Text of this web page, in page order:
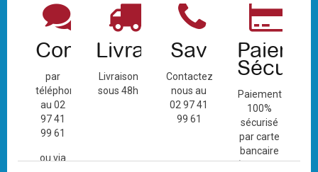
Contact
par
téléphone
au 02
97 41
99 61
ou via
Livraison
Livraison
sous 48h
Sav
Contactez-
nous au
02 97 41
99 61
Paiement
100%
sécurisé
par carte
bancaire
(Mastercard,